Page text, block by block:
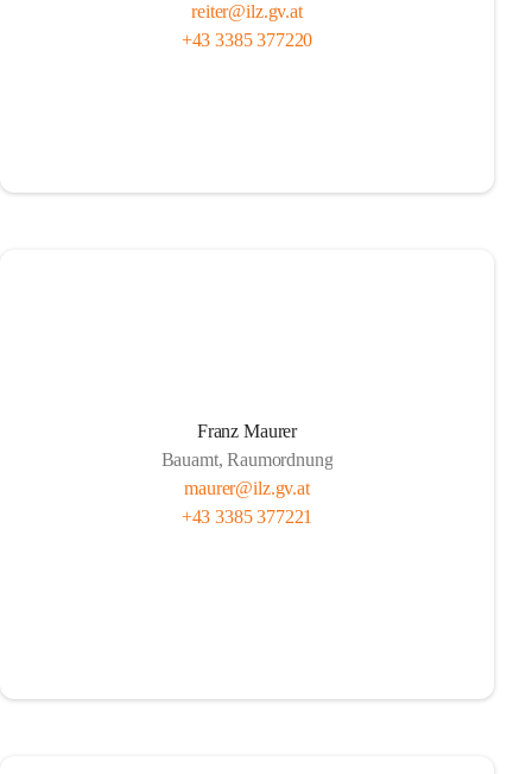
reiter@ilz.gv.at
+43 3385 377220
Franz Maurer
Bauamt, Raumordnung
maurer@ilz.gv.at
+43 3385 377221